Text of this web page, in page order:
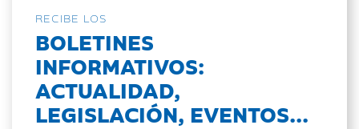
RECIBE LOS
BOLETINES
INFORMATIVOS:
ACTUALIDAD,
LEGISLACIÓN, EVENTOS...